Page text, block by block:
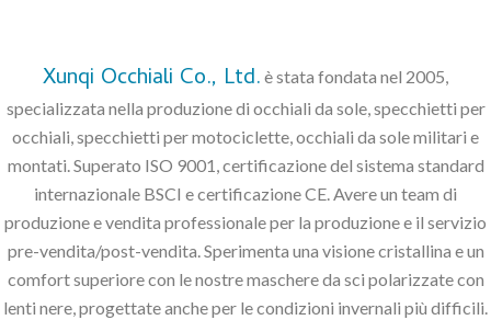
Xunqi Occhiali Co., Ltd. è stata fondata nel 2005,
specializzata nella produzione di occhiali da sole, specchietti per
occhiali, specchietti per motociclette, occhiali da sole militari e
montati. Superato ISO 9001, certificazione del sistema standard
internazionale BSCI e certificazione CE. Avere un team di
produzione e vendita professionale per la produzione e il servizio
pre-vendita/post-vendita. Sperimenta una visione cristallina e un
comfort superiore con le nostre maschere da sci polarizzate con
lenti nere, progettate anche per le condizioni invernali più difficili.